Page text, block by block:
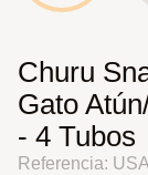
Churu
Gato
- 4 Tubos
Referencia: